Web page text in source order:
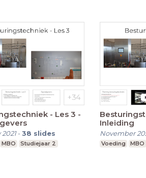
- Les 3 -
-38 slides
MBO Studiejaar 2
Inleiding
November
Voeding MBO